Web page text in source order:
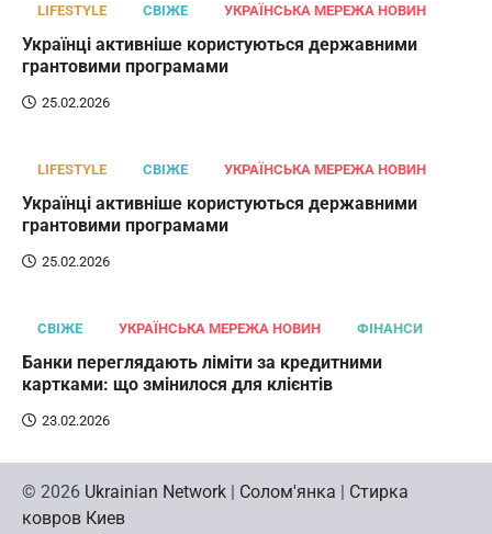
LIFESTYLE СВІЖЕ УКРАЇНСЬКА МЕРЕЖА НОВИН
Українці активніше користуються державними
грантовими програмами
25.02.2026
LIFESTYLE СВІЖЕ УКРАЇНСЬКА МЕРЕЖА НОВИН
Українці активніше користуються державними
грантовими програмами
25.02.2026
СВІЖЕ УКРАЇНСЬКА МЕРЕЖА НОВИН ФІНАНСИ
Банки переглядають ліміти за кредитними
картками: що змінилося для клієнтів
23.02.2026
© 2026 Ukrainian Network | Солом'янка | Стирка
ковров Киев